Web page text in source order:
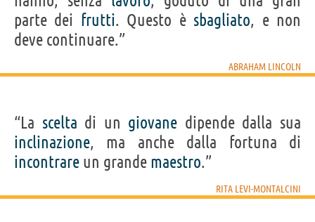
parte dei frutti. Questo è sbagliato, e non
deve continuare.”
ABRAHAM LINCOLN
“La scelta di un giovane dipende dalla sua
inclinazione, ma anche dalla fortuna di
incontrare un grande maestro.”
RITA LEVI-MONTALCINI